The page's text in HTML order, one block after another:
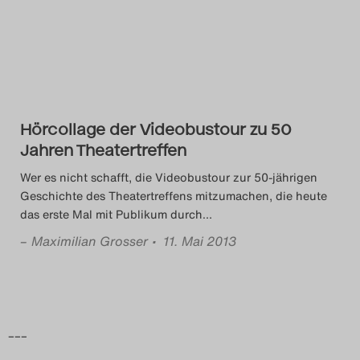
2015
Das Theatertreffen-Blog
2016
Das Theatertreffen-Blog
Hörcollage der Videobustour zu 50
Jahren Theatertreffen
Wer es nicht schafft, die Videobustour zur 50-jährigen
Geschichte des Theatertreffens mitzumachen, die heute
das erste Mal mit Publikum durch…
– Maximilian Grosser • 11. Mai 2013
–––